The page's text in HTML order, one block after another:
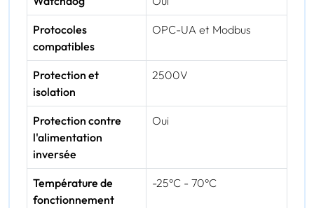
Protocoles
compatibles
OPC-UA et Modbus
Protection et
isolation
2500V
Protection contre
l'alimentation
inversée
Oui
Température de
fonctionnement
-25°C - 70°C